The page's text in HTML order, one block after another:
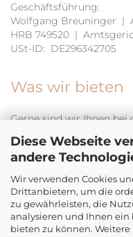
Diese Webseite
andere
Wir verwenden Cookies
Drittanbietern, um die
zu gewährleisten, die
analysieren und Ihnen
bieten zu können.
Geschäftsführung:
Wolfgang Breuninger |
HRB 749520 |
USt-ID: DE296342705
Was wir bieten
Gerne sind wir Ihnen
behilflich. Kostenfreie
sind bei uns
Bei uns erhalten Sie
langer Lebensdauer zu
Widerrufsrecht
Hier
Versand- &